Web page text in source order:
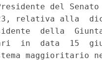
del
relativa alla
della
in  data  15
maggioritario